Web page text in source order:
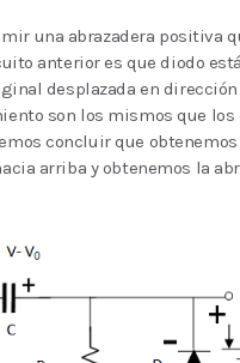
una abrazadera positiva
anterior es que diodo
desplazada en dirección
son los mismos que
concluir que
arriba y obtenemos la